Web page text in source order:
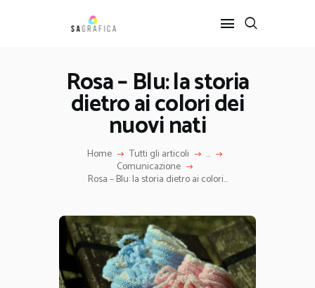
Rosa – Blu: la storia
dietro ai colori dei
nuovi nati
Home Tutti gli articoli ...
Comunicazione
Rosa – Blu: la storia dietro ai colori...
HOME
GRAFICA
INTERIOR DESIGN
SERVIZI